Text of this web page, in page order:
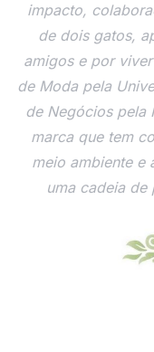
impacto,
de dois gatos,
amigos e por
de Moda pela
de Negócios pela
marca que tem
meio ambiente e
uma cadeia de